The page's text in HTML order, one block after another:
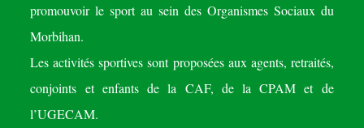
promouvoir le sport au sein des Organismes Sociaux du
Morbihan.
Les activités sportives sont proposées aux agents, retraités,
conjoints et enfants de la CAF, de la CPAM et de
l’UGECAM.